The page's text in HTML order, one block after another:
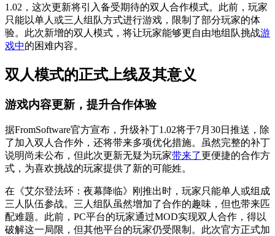
1.02，这次更新将引入备受期待的双人合作模式。此前，玩家
只能以单人或三人组队方式进行游戏，限制了部分玩家的体
验。此次新增的双人模式，将让玩家能够更自由地组队挑战游
戏中的困难内容。
双人模式的正式上线及其意义
游戏内容更新，提升合作体验
据FromSoftware官方宣布，升级补丁1.02将于7月30日推送，除
了加入双人合作外，还将带来多项优化措施。虽然完整的补丁
说明尚未公布，但此次更新无疑为玩家带来了更便捷的合作方
式，为喜欢挑战的玩家提供了新的可能姓。
在《艾尔登法环：夜幕降临》刚推出时，玩家只能单人或组成
三人队伍参战。三人组队虽然增加了合作的趣味，但也带来匹
配难题。此前，PC平台的玩家通过MOD实现双人合作，得以
破解这一局限，但其他平台的玩家仍受限制。此次官方正式加